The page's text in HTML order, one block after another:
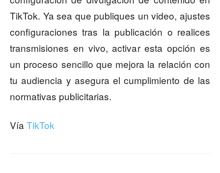
TikTok. Ya sea que publiques un video, ajustes
configuraciones tras la publicación o realices
transmisiones en vivo, activar esta opción es
un proceso sencillo que mejora la relación con
tu audiencia y asegura el cumplimiento de las
normativas publicitarias.
Vía TikTok